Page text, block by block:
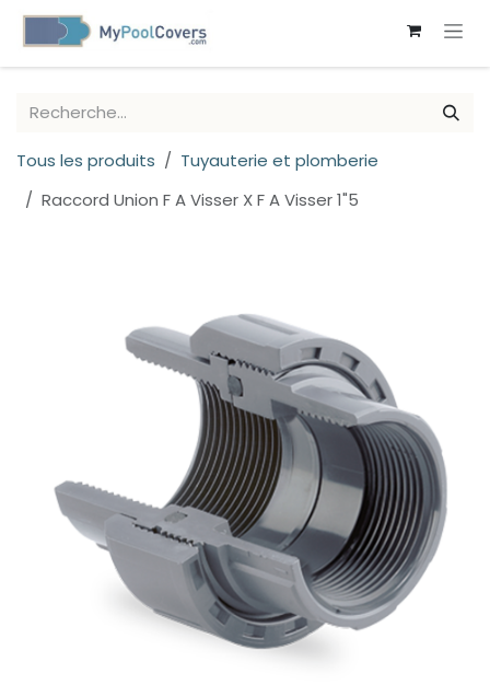
Tous les produits
Tuyauterie et plomberie
Raccord Union F A Visser X F A Visser 1"5